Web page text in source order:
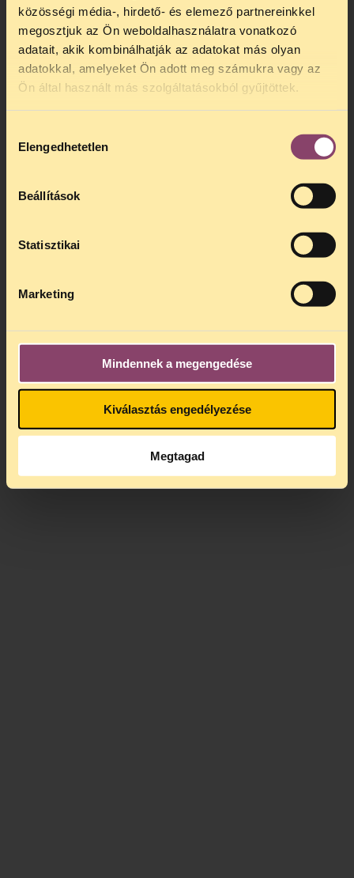
közösségi média-, hirdető- és elemező partnereinkkel
megosztjuk az Ön weboldalhasználatra vonatkozó
adatait, akik kombinálhatják az adatokat más olyan
adatokkal, amelyeket Ön adott meg számukra vagy az
Ön által használt más szolgáltatásokból gyűjtöttek.
kiválasztása
Elengedhetetlen
Beállítások
Statisztikai
Marketing
Mindennek a megengedése
Kiválasztás engedélyezése
Megtagad